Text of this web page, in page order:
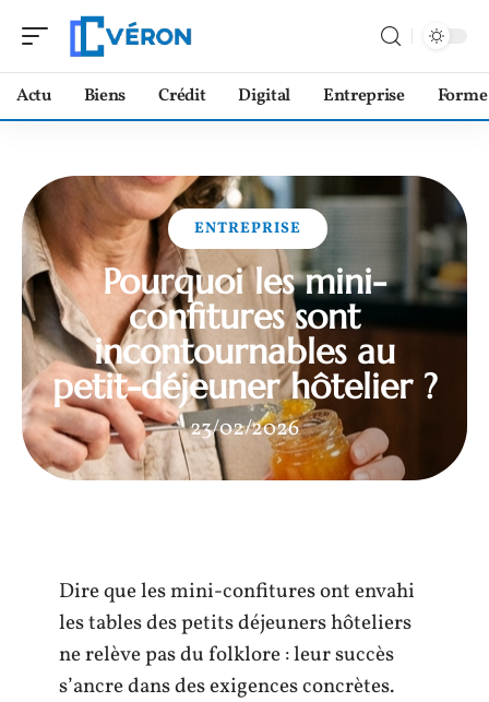
Actu Biens Crédit Digital Entreprise Forme
ENTREPRISE
Pourquoi les mini-
confitures sont
incontournables au
petit-déjeuner hôtelier ?
23/02/2026
Dire que les mini-confitures ont envahi
les tables des petits déjeuners hôteliers
ne relève pas du folklore : leur succès
s’ancre dans des exigences concrètes.